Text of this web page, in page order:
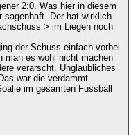
2:0. Was hier in diesem
sagenhaft. Der hat wirklich
> im Liegen noch
der Schuss einfach vorbei.
man es wohl nicht machen
verarscht. Unglaubliches
war die verdammt
im gesamten Fussball